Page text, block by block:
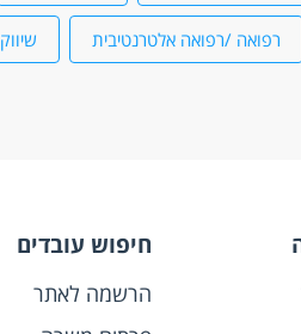
רפואה /רפואה אלטרנטיבית שיווק
חיפוש עובדים
הרשמה לאתר